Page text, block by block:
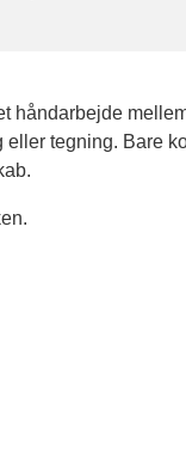
håndarbejde
tegning. Bare